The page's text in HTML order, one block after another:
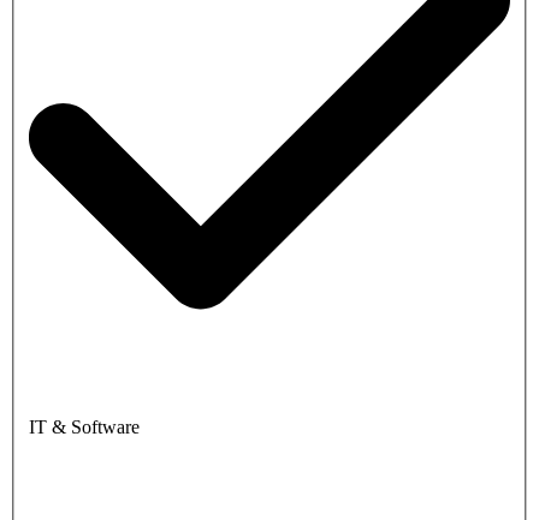
IT & Software